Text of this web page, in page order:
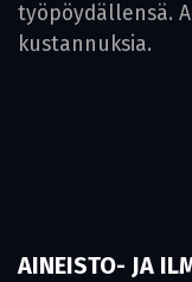
työpöydällensä.
kustannuksia.
AINEISTO- JA